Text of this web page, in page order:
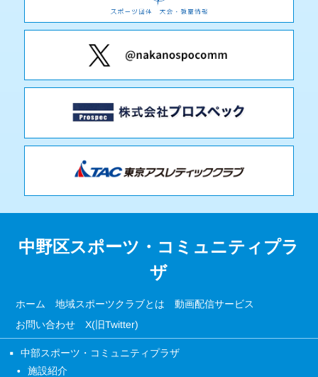
中野区スポーツ・コミュニティプラ
ザ
ホーム 地域スポーツクラブとは 動画配信サービス
お問い合わせ X(旧Twitter)
中部スポーツ・コミュニティプラザ
施設紹介